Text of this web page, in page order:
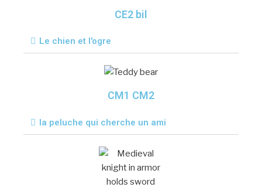
CE2 bil
Le chien et l'ogre
CM1 CM2
la peluche qui cherche un ami